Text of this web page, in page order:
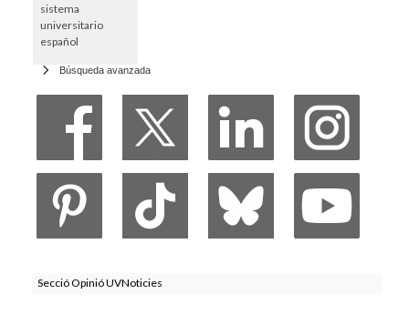
sistema
universitario
español
Búsqueda avanzada
Secció Opinió UVNoticies